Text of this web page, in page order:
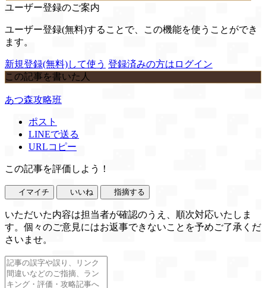
ユーザー登録のご案内
ユーザー登録(無料)することで、この機能を使うことができ
ます。
新規登録(無料)して使う 登録済みの方はログイン
この記事を書いた人
あつ森攻略班
ポスト
LINEで送る
URLコピー
この記事を評価しよう！
イマイチ いいね 指摘する
いただいた内容は担当者が確認のうえ、順次対応いたしま
す。個々のご意見にはお返事できないことを予めご了承くだ
さいませ。